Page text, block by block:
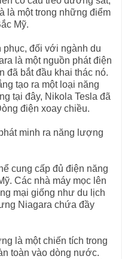
là một trong những điểm
Mỹ.
đối với ngành du
là một nguồn phát điện
đã bắt đầu khai thác nó.
tạo ra một loại năng
tại đây, Nikola Tesla đã
điện xoay chiều.
minh ra năng lượng
cung cấp đủ điện năng
Các nhà máy mọc lên
mại giống như du lịch
Niagara chứa đầy
là một chiến tích trong
toàn vào dòng nước.